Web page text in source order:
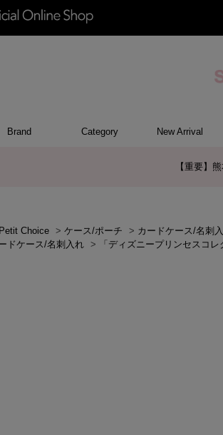
Brand Category
財布/小物
ケース/ポーチ
チャーム
その他
New Arrival
サマンサタ
Choice > ケース/ポーチ > カードケース/名刺
ドケース/名刺入れ > 「ディズニープリンセスコ